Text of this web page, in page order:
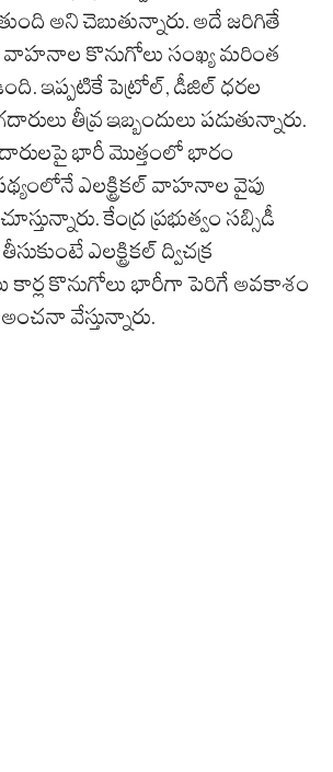
అని చెబుతున్నారు. అదే జరిగితే
వాహనాల కొనుగోలు సంఖ్య మరింత
ఇప్పటికే పెట్రోల్, డీజిల్ ధరల
తీవ్ర ఇబ్బందులు పడుతున్నారు.
భారీ మొత్తంలో భారం
ఎలక్ట్రికల్ వాహనాల వైపు
కేంద్ర ప్రభుత్వం సబ్సిడీ
ఎలక్ట్రికల్ ద్విచక్ర
కొనుగోలు భారీగా పెరిగే అవకాశం
వేస్తున్నారు.